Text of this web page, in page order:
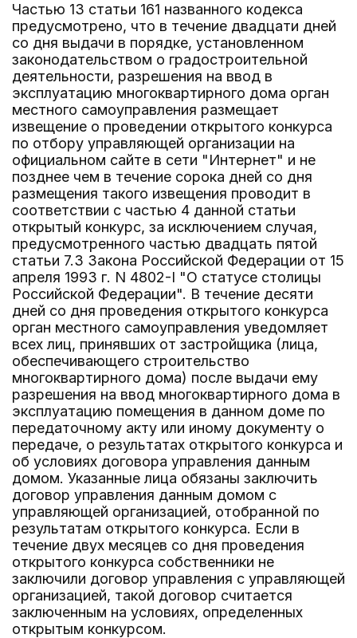
Частью 13 статьи 161 названного кодекса
предусмотрено, что в течение двадцати дней
со дня выдачи в порядке, установленном
законодательством о градостроительной
деятельности, разрешения на ввод в
эксплуатацию многоквартирного дома орган
местного самоуправления размещает
извещение о проведении открытого конкурса
по отбору управляющей организации на
официальном сайте в сети "Интернет" и не
позднее чем в течение сорока дней со дня
размещения такого извещения проводит в
соответствии с частью 4 данной статьи
открытый конкурс, за исключением случая,
предусмотренного частью двадцать пятой
статьи 7.3 Закона Российской Федерации от 15
апреля 1993 г. N 4802-I "О статусе столицы
Российской Федерации". В течение десяти
дней со дня проведения открытого конкурса
орган местного самоуправления уведомляет
всех лиц, принявших от застройщика (лица,
обеспечивающего строительство
многоквартирного дома) после выдачи ему
разрешения на ввод многоквартирного дома в
эксплуатацию помещения в данном доме по
передаточному акту или иному документу о
передаче, о результатах открытого конкурса и
об условиях договора управления данным
домом. Указанные лица обязаны заключить
договор управления данным домом с
управляющей организацией, отобранной по
результатам открытого конкурса. Если в
течение двух месяцев со дня проведения
открытого конкурса собственники не
заключили договор управления с управляющей
организацией, такой договор считается
заключенным на условиях, определенных
открытым конкурсом.